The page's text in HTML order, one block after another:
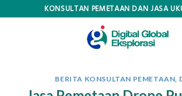
KONSULTAN PEMETAAN DAN JASA
BERITA KONSULTAN PEMETAAN,